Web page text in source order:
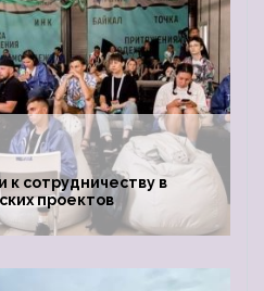
сотрудничеству в
проектов